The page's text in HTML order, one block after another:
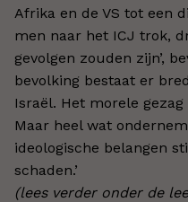
Afrika en de VS tot een
men naar het ICJ trok,
gevolgen zouden zijn’,
bevolking bestaat er
Israël. Het morele
Maar heel wat
ideologische belangen
schaden.’
(lees verder onder de